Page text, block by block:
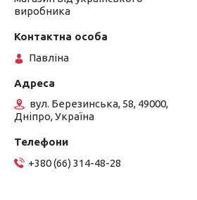
виробника
Павліна
вул. Березинська, 58, 49000,
Дніпро, Україна
+380 (66) 314-48-28